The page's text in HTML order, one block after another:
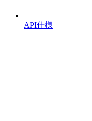
API仕様